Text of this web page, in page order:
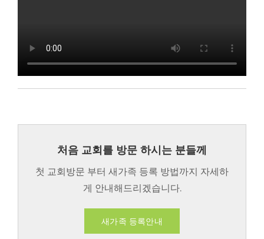
처음 교회를 방문 하시는 분들께
첫 교회방문 부터 새가족 등록 방법까지 자세하
게 안내해드리겠습니다.
새가족 등록안내